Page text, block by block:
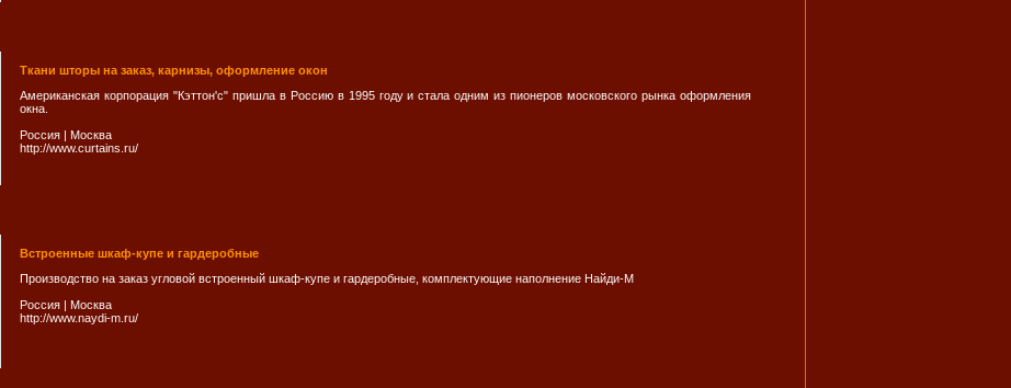
Ткани шторы на заказ, карнизы, оформление окон
Американская корпорация "Кэттон'с" пришла в Россию в 1995 году и стала одним из пионеров московского рынка оформления
окна.
Россия | Москва
http://www.curtains.ru/
Встроенные шкаф-купе и гардеробные
Производство на заказ угловой встроенный шкаф-купе и гардеробные, комплектующие наполнение Найди-М
Россия | Москва
http://www.naydi-m.ru/